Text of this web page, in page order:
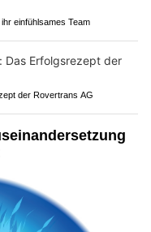
einfühlsames Team
der Rovertrans AG